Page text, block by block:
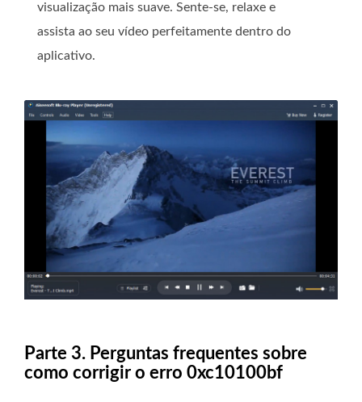
visualização mais suave. Sente-se, relaxe e
assista ao seu vídeo perfeitamente dentro do
aplicativo.
Parte 3. Perguntas frequentes sobre
como corrigir o erro 0xc10100bf